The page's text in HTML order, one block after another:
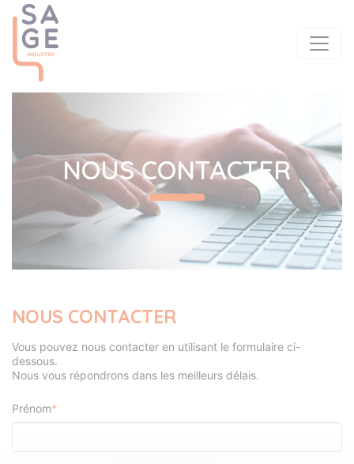
NOUS CONTACTER
NOUS CONTACTER
Vous pouvez nous contacter en utilisant le formulaire ci-
dessous.
Nous vous répondrons dans les meilleurs délais.
Prénom*